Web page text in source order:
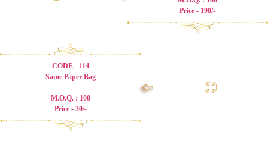
Price - 190/-
CODE - 114
Same Paper Bag
M.O.Q. : 100
Price - 30/-
➩